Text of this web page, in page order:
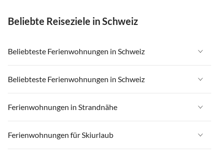
Beliebte Reiseziele in Schweiz
Beliebteste Ferienwohnungen in Schweiz
Ferienwohnungen in Schweiz
Ferienwohnungen in Wallis
Ferienwohnungen in Saas-Fee / Saastal
Ferienwohnungen in Lago Maggiore
Beliebteste Ferienwohnungen in Schweiz
Ferienwohnungen in Schweiz
Ferienwohnungen in Wallis
Ferienwohnungen in Saas-Fee / Saastal
Ferienwohnungen in Strandnähe
Ferienwohnungen in Strandnähe in Schweiz
Ferienwohnungen in Strandnähe in Tessin
Ferienwohnungen für Skiurlaub